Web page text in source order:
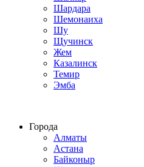
Шардара
Шемонаиха
Шу
Щучинск
Жем
Казалинск
Темир
Эмба
Города
Алматы
Астана
Байконыр